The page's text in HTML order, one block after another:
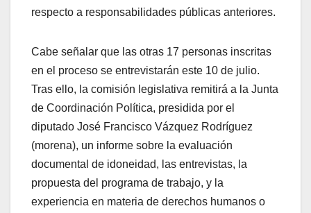
respecto a responsabilidades públicas anteriores.
Cabe señalar que las otras 17 personas inscritas
en el proceso se entrevistarán este 10 de julio.
Tras ello, la comisión legislativa remitirá a la Junta
de Coordinación Política, presidida por el
diputado José Francisco Vázquez Rodríguez
(morena), un informe sobre la evaluación
documental de idoneidad, las entrevistas, la
propuesta del programa de trabajo, y la
experiencia en materia de derechos humanos o